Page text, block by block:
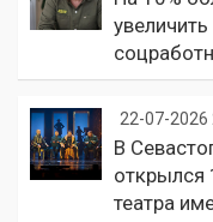
22-07-2026
В
открылся
театра